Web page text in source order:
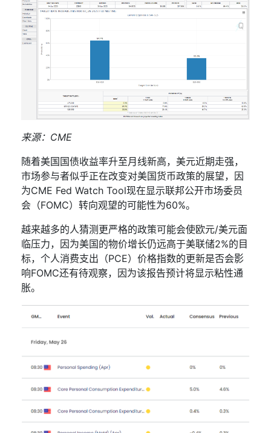
来源： CME
随着美国国债收益率升至月线新高，美元近期走强，
市场参与者似乎正在改变对美国货币政策的展望，因
为CME Fed Watch Tool现在显示联邦公开市场委员
会（FOMC）转向观望的可能性为60%。
越来越多的人猜测更严格的政策可能会使欧元/美元面
临压力，因为美国的物价增长仍远高于美联储2%的目
标，个人消费支出（PCE）价格指数的更新是否会影
响FOMC还有待观察，因为该报告预计将显示粘性通
胀。